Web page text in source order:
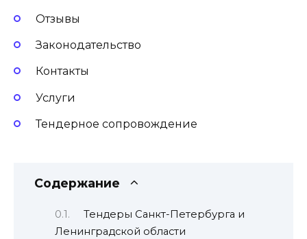
Отзывы
Законодательство
Контакты
Услуги
Тендерное сопровождение
Содержание
Тендеры Санкт-Петербурга и
Ленинградской области